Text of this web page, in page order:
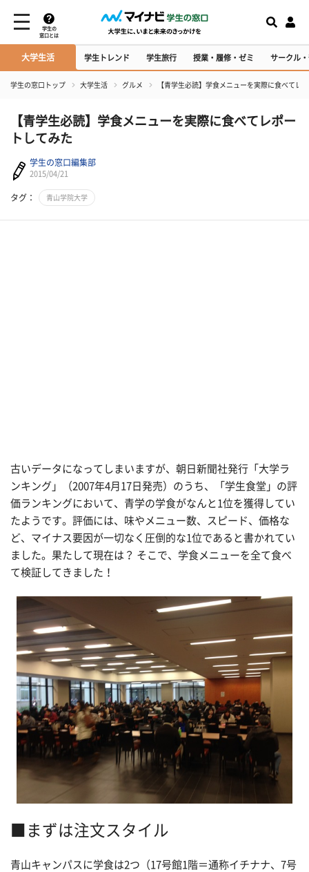
学生の
窓口とは
大学生活 学生トレンド 学生旅行 授業・履修・ゼミ サークル
学生の窓口トップ 大学生活 グルメ 【青学生必読】学食メニューを実際に食べてレ
【青学生必読】学食メニューを実際に食べてレポー
トしてみた
学生の窓口編集部
2015/04/21
タグ： 青山学院大学
古いデータになってしまいますが、朝日新聞社発行「大学ラ
ンキング」（2007年4月17日発売）のうち、「学生食堂」の評
価ランキングにおいて、青学の学食がなんと1位を獲得してい
たようです。評価には、味やメニュー数、スピード、価格な
ど、マイナス要因が一切なく圧倒的な1位であると書かれてい
ました。果たして現在は？ そこで、学食メニューを全て食べ
て検証してきました！
■まずは注文スタイル
青山キャンパスに学食は2つ（17号館1階＝通称イチナナ、7号